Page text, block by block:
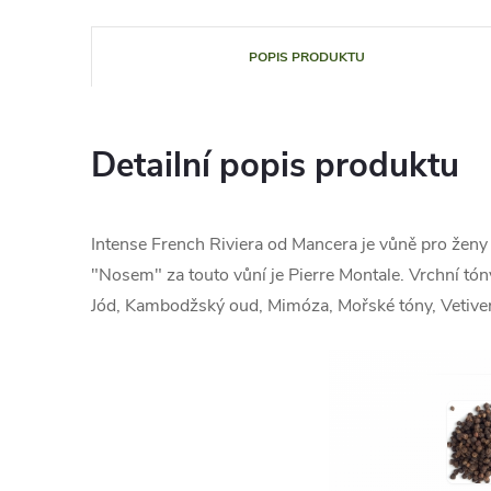
POPIS PRODUKTU
Detailní popis produktu
Intense French Riviera od Mancera je vůně pro
"Nosem" za touto vůní je Pierre Montale. Vrchní
Jód, Kambodžský oud, Mimóza, Mořské tóny,